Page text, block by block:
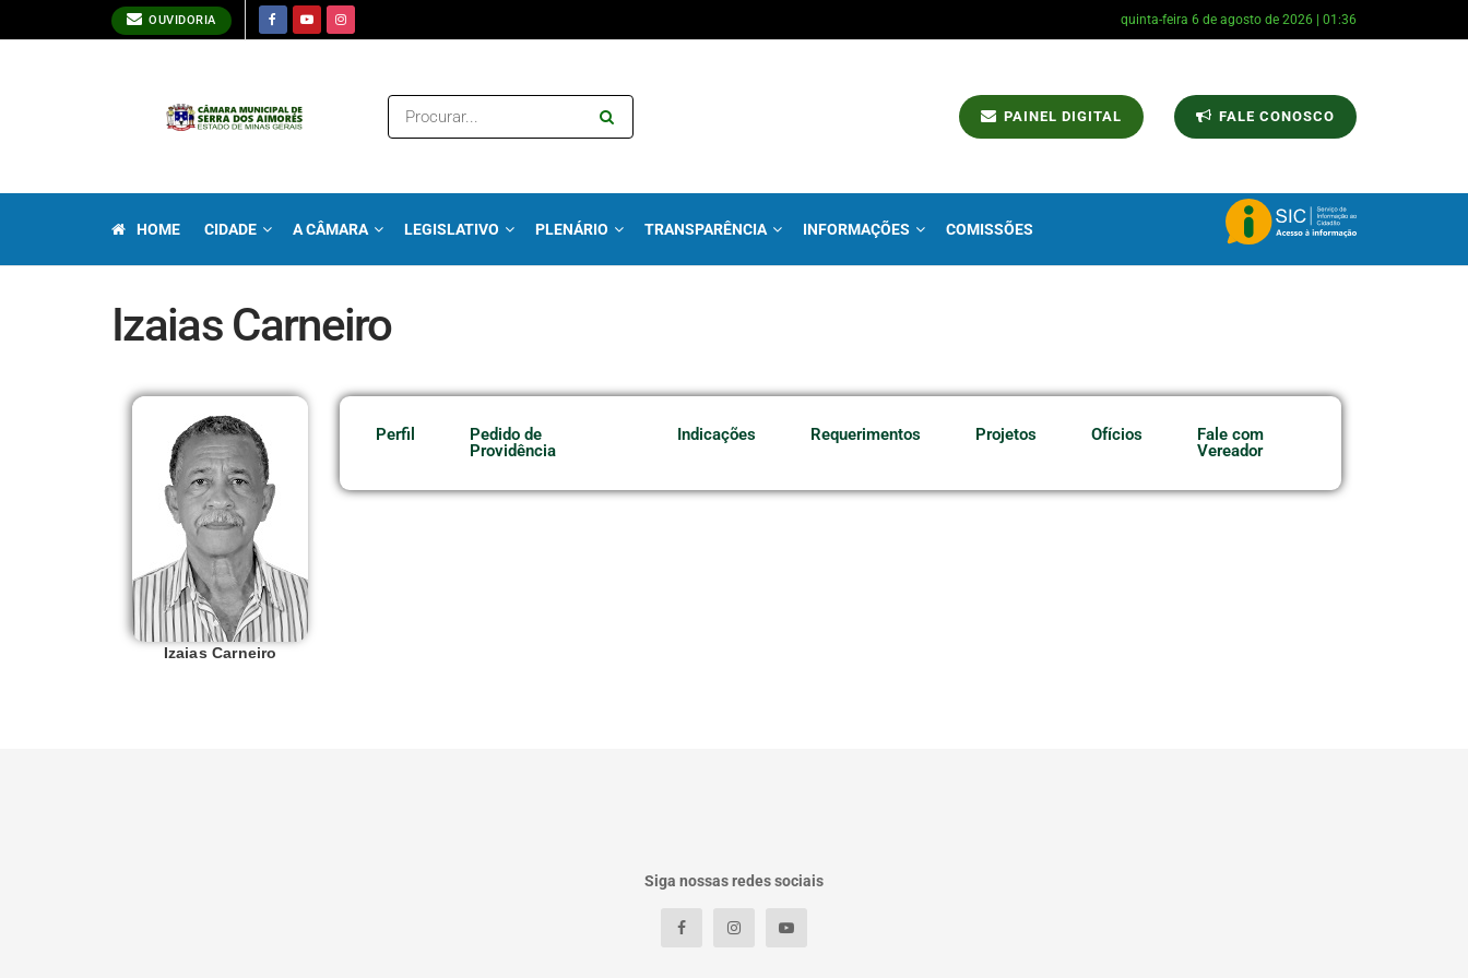
OUVIDORIA quinta-feira 6 de agosto de 2026 | 01:36
PAINEL DIGITAL FALE CONOSCO
HOME CIDADE A CÂMARA LEGISLATIVO PLENÁRIO TRANSPARÊNCIA INFORMAÇÕES COMISSÕES
Izaias Carneiro
Izaias Carneiro
Perfil
Pedido de
Providência
Indicações Requerimentos Projetos Ofícios
Fale com
Vereador
Siga nossas redes sociais